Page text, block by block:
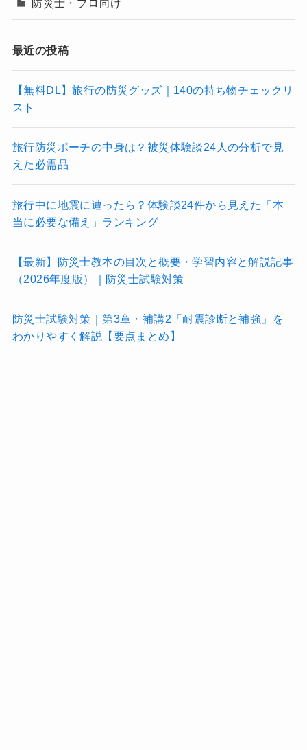
防災士・プロ向け
最近の投稿
【無料DL】旅行の防災グッズ｜140の持ち物チェックリ
スト
旅行防災ポーチの中身は？被災体験談24人の分析で見
えた必需品
旅行中に地震に遭ったら？体験談24件から見えた「本
当に必要な備え」ランキング
【最新】防災士教本の目次と概要・学習内容と解説記事
（2026年度版）｜防災士試験対策
防災士試験対策｜第3章・補講2「耐震診断と補強」を
わかりやすく解説【要点まとめ】